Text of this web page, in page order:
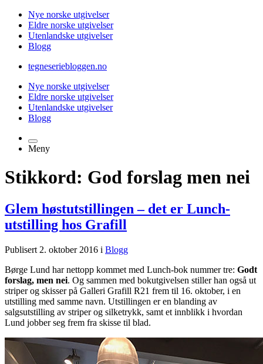
Nye norske utgivelser
Eldre norske utgivelser
Utenlandske utgivelser
Blogg
tegneseriebloggen.no
Nye norske utgivelser
Eldre norske utgivelser
Utenlandske utgivelser
Blogg
Meny
Stikkord: God forslag men nei
Glem høstutstillingen – det er Lunch-
utstilling hos Grafill
Publisert 2. oktober 2016 i Blogg
Børge Lund har nettopp kommet med Lunch-bok nummer tre: Godt
forslag, men nei. Og sammen med bokutgivelsen stiller han også ut
striper og skisser på Galleri Grafill R21 frem til 16. oktober, i en
utstilling med samme navn. Utstillingen er en blanding av
salgsutstilling av striper og silketrykk, samt et innblikk i hvordan
Lund jobber seg frem fra skisse til blad.